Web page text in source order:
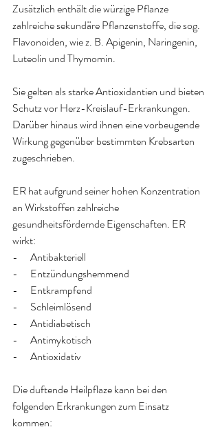
Zusätzlich enthält die würzige Pflanze
zahlreiche sekundäre Pflanzenstoffe, die sog.
Flavonoiden, wie z. B. Apigenin, Naringenin,
Luteolin und Thymomin.
Sie gelten als starke Antioxidantien und bieten
Schutz vor Herz-Kreislauf-Erkrankungen.
Darüber hinaus wird ihnen eine vorbeugende
Wirkung gegenüber bestimmten Krebsarten
zugeschrieben.
ER hat aufgrund seiner hohen Konzentration
an Wirkstoffen zahlreiche
gesundheitsfördernde Eigenschaften. ER
wirkt:
-      Antibakteriell
-      Entzündungshemmend
-      Entkrampfend
-      Schleimlösend
-      Antidiabetisch
-      Antimykotisch
-      Antioxidativ
Die duftende Heilpflaze kann bei den
folgenden Erkrankungen zum Einsatz
kommen: